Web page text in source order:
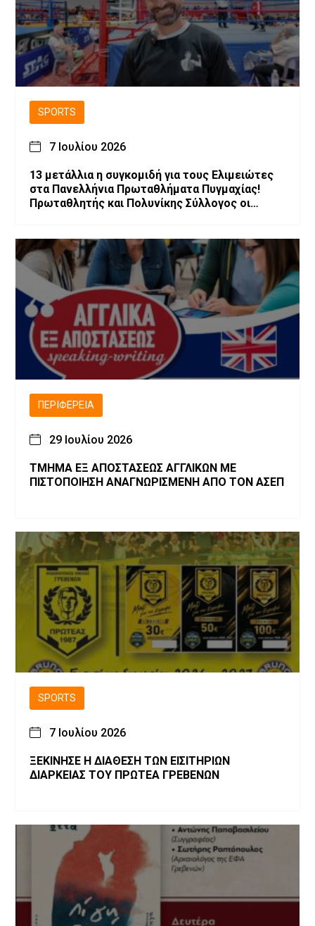
SPORTS
7 Ιουλίου 2026
13 μετάλλια η συγκομιδή για τους Ελιμειώτες
στα Πανελλήνια Πρωταθλήματα Πυγμαχίας!
Πρωταθλητής και Πολυνίκης Σύλλογος οι
ΠΕΡΙΦΈΡΕΙΑ
29 Ιουλίου 2026
ΤΜΗΜΑ ΕΞ ΑΠΟΣΤΑΣΕΩΣ ΑΓΓΛΙΚΩΝ ΜΕ
ΠΙΣΤΟΠΟΙΗΣΗ ΑΝΑΓΝΩΡΙΣΜΕΝΗ ΑΠΟ ΤΟΝ ΑΣΕΠ
SPORTS
7 Ιουλίου 2026
ΞΕΚΙΝΗΣΕ Η ΔΙΑΘΕΣΗ ΤΩΝ ΕΙΣΙΤΗΡΙΩΝ
ΔΙΑΡΚΕΙΑΣ ΤΟΥ ΠΡΩΤΕΑ ΓΡΕΒΕΝΩΝ